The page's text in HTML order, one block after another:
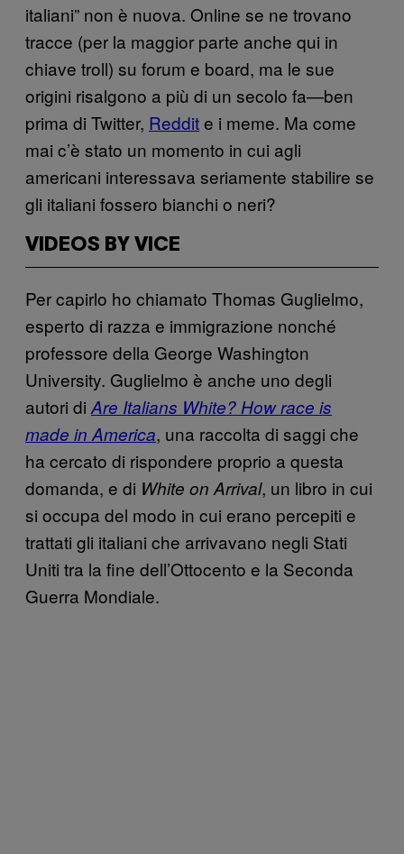
italiani” non è nuova. Online se ne trovano
tracce (per la maggior parte anche qui in
chiave troll) su forum e board, ma le sue
origini risalgono a più di un secolo fa—ben
prima di Twitter, Reddite i meme. Ma come
mai c’è stato un momento in cui agli
americani interessava seriamente stabilire se
gli italiani fossero bianchi o neri?
VIDEOS BY VICE
Per capirlo ho chiamato Thomas Guglielmo,
esperto di razza e immigrazione nonché
professore della George Washington
University. Guglielmo è anche uno degli
autori di Are Italians White? How race is
made in America, una raccolta di saggi che
ha cercato di rispondere proprio a questa
domanda, e di White on Arrival, un libro in cui
si occupa del modo in cui erano percepiti e
trattati gli italiani che arrivavano negli Stati
Uniti tra la fine dell’Ottocento e la Seconda
Guerra Mondiale.